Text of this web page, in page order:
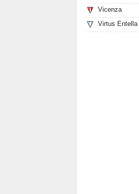
Vicenza
Virtus Entella